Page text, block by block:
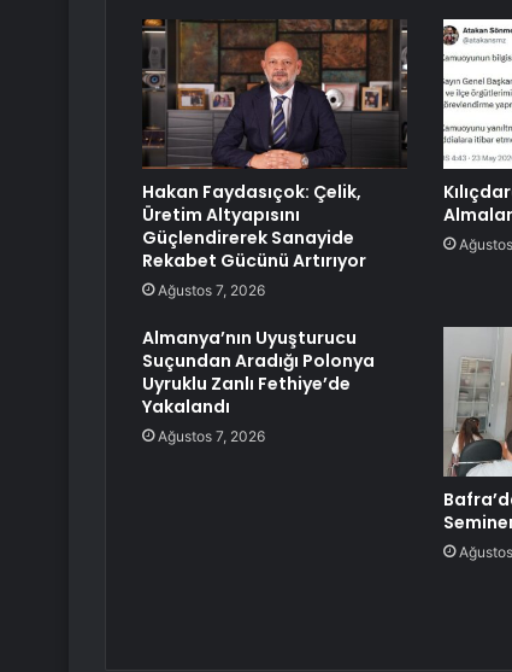
Hakan Faydasıçok: Çelik,
Üretim Altyapısını
Güçlendirerek Sanayide
Rekabet Gücünü Artırıyor
Ağustos 7, 2026
Almanya’nın Uyuşturucu
Suçundan Aradığı Polonya
Uyruklu Zanlı Fethiye’de
Yakalandı
Ağustos 7, 2026